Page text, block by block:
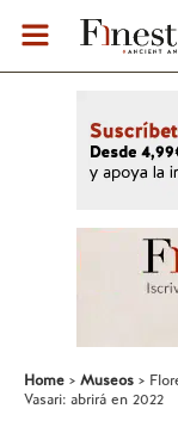
Home Museos
Vasari: abrirá en 2022